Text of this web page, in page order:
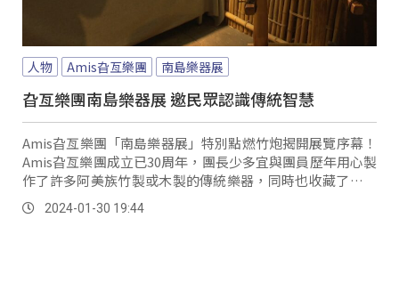
人物 Amis旮亙樂團 南島樂器展
旮亙樂團南島樂器展 邀民眾認識傳統智慧
Amis旮亙樂團「南島樂器展」特別點燃竹炮揭開展覽序幕！
Amis旮亙樂團成立已30周年，團長少多宜與團員歷年用心製
作了許多阿美族竹製或木製的傳統樂器，同時也收藏了許多
各南島語族的樂器，為了更多人認識，特別在東管處阿美族
民俗中心舉辦南島樂器展。
2024-01-30 19:44